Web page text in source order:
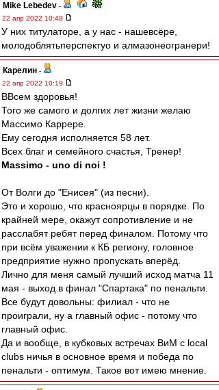
Mike Lebedev -
22 апр 2022 10:48
У них титулаторе, а у нас - нашевсёре,
молодоблятьперспектуо и алмазонеогранери!
Карелин -
22 апр 2022 10:19
ВВсем здоровья!
Того же самого и долгих лет жизни желаю
Массимо Каррере.
Ему сегодня исполняется 58 лет.
Всех благ и семейного счастья, Тренер!
Massimo - uno di noi !
От Волги до "Енисея" (из песни).
Это и хорошо, что красноярцы в порядке. По
крайней мере, окажут сопротивление и не
расслабят ребят перед финалом. Потому что
при всём уважении к КБ региону, головное
предприятие нужно пропускать вперёд.
Лично для меня самый лучший исход матча 11
мая - выход в финал "Спартака" по пенальти.
Все будут довольны: филиал - что не
проиграли, ну а главный офис - потому что
главный офис.
Да и вообще, в кубковых встречах ВиМ с local
clubs ничья в основное время и победа по
пенальти - оптимум. Такое вот имею мнение.